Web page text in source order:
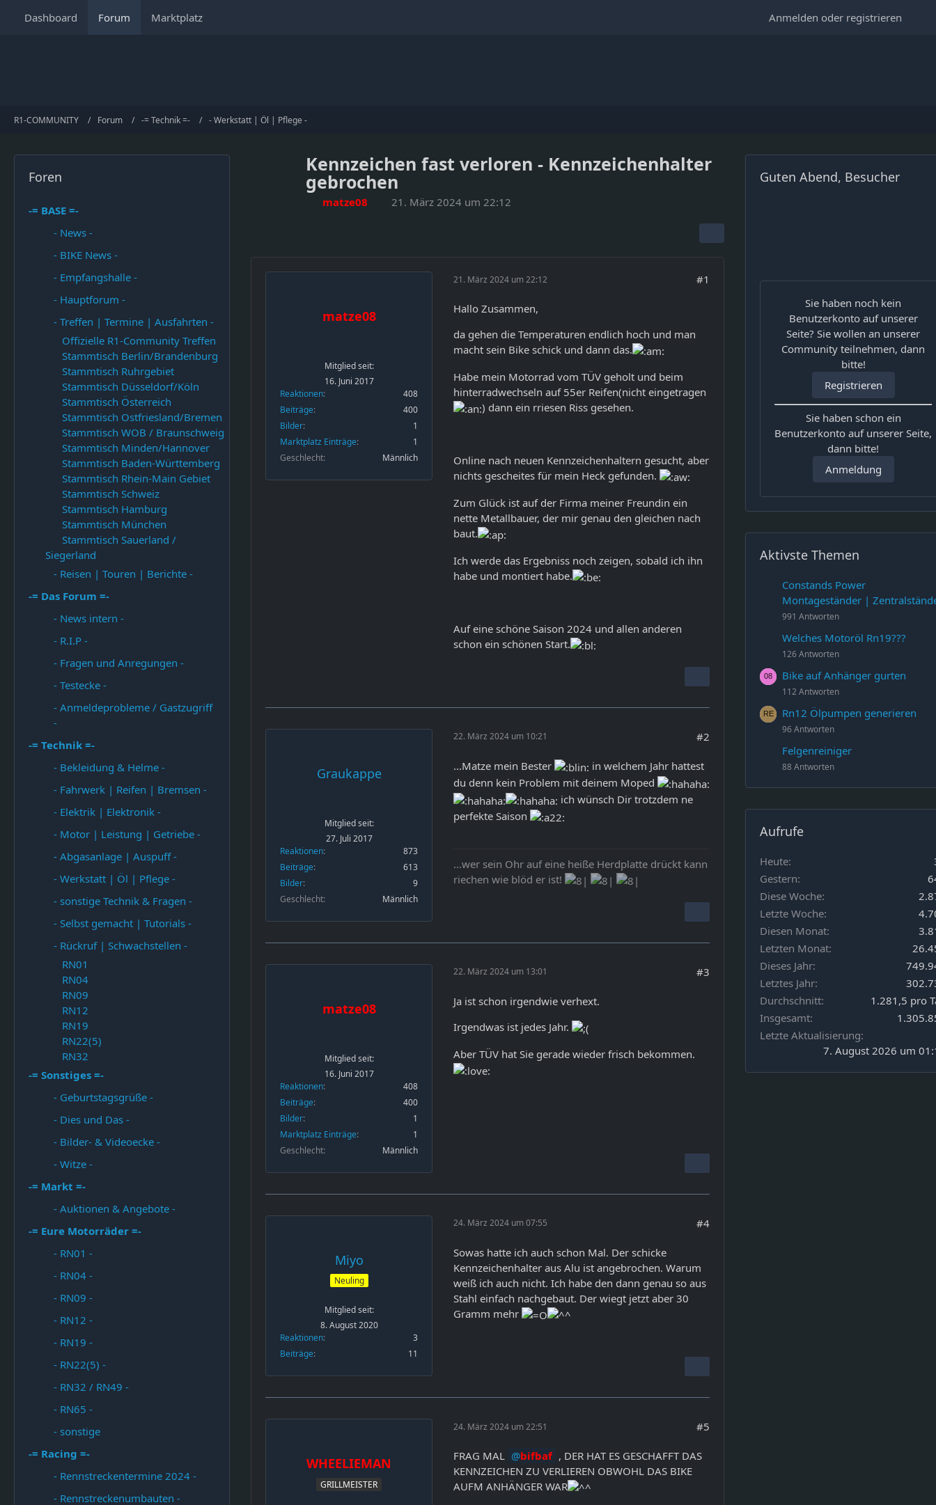
Dashboard Forum Marktplatz Anmelden oder registrieren
R1-COMMUNITY Forum -= Technik =- - Werkstatt | Öl | Pflege -
Foren
-= BASE =-
- News -
- BIKE News -
- Empfangshalle -
- Hauptforum -
- Treffen | Termine | Ausfahrten -
Offizielle R1-Community Treffen
Stammtisch Berlin/Brandenburg
Stammtisch Ruhrgebiet
Stammtisch Düsseldorf/Köln
Stammtisch Österreich
Stammtisch Ostfriesland/Bremen
Stammtisch WOB / Braunschweig
Stammtisch Minden/Hannover
Stammtisch Baden-Württemberg
Stammtisch Rhein-Main Gebiet
Stammtisch Schweiz
Stammtisch Hamburg
Stammtisch München
Stammtisch Sauerland /
Siegerland
- Reisen | Touren | Berichte -
-= Das Forum =-
- News intern -
- R.I.P -
- Fragen und Anregungen -
- Testecke -
- Anmeldeprobleme / Gastzugriff
-
-= Technik =-
- Bekleidung & Helme -
- Fahrwerk | Reifen | Bremsen -
- Elektrik | Elektronik -
- Motor | Leistung | Getriebe -
- Abgasanlage | Auspuff -
- Werkstatt | Öl | Pflege -
- sonstige Technik & Fragen -
- Selbst gemacht | Tutorials -
- Rückruf | Schwachstellen -
RN01
RN04
RN09
RN12
RN19
RN22(5)
RN32
-= Sonstiges =-
- Geburtstagsgrüße -
- Dies und Das -
- Bilder- & Videoecke -
- Witze -
-= Markt =-
- Auktionen & Angebote -
-= Eure Motorräder =-
- RN01 -
- RN04 -
- RN09 -
- RN12 -
- RN19 -
- RN22(5) -
- RN32 / RN49 -
- RN65 -
- sonstige
-= Racing =-
- Rennstreckentermine 2024 -
- Rennstreckenumbauten -
Kennzeichen fast verloren - Kennzeichenhalter
gebrochen
matze08 21. März 2024 um 22:12
matze08
Mitglied seit:
16. Juni 2017
Reaktionen
408
Beiträge
400
Bilder
1
Marktplatz Einträge
1
Geschlecht
Männlich
21. März 2024 um 22:12 #1
Hallo Zusammen,
da gehen die Temperaturen endlich hoch und man
macht sein Bike schick und dann das.
Habe mein Motorrad vom TÜV geholt und beim
hinterradwechseln auf 55er Reifen(nicht eingetragen
) dann ein rriesen Riss gesehen.
Online nach neuen Kennzeichenhaltern gesucht, aber
nichts gescheites für mein Heck gefunden.
Zum Glück ist auf der Firma meiner Freundin ein
nette Metallbauer, der mir genau den gleichen nach
baut.
Ich werde das Ergebniss noch zeigen, sobald ich ihn
habe und montiert habe.
Auf eine schöne Saison 2024 und allen anderen
schon ein schönen Start.
Graukappe
Mitglied seit:
27. Juli 2017
Reaktionen
873
Beiträge
613
Bilder
9
Geschlecht
Männlich
22. März 2024 um 10:21 #2
...Matze mein Bester
in welchem Jahr hattest
du denn kein Problem mit deinem Moped
ich wünsch Dir trotzdem ne
perfekte Saison
...wer sein Ohr auf eine heiße Herdplatte drückt kann
riechen wie blöd er ist!
matze08
Mitglied seit:
16. Juni 2017
Reaktionen
408
Beiträge
400
Bilder
1
Marktplatz Einträge
1
Geschlecht
Männlich
22. März 2024 um 13:01 #3
Ja ist schon irgendwie verhext.
Irgendwas ist jedes Jahr.
Aber TÜV hat Sie gerade wieder frisch bekommen.
Miyo
Neuling
Mitglied seit:
8. August 2020
Reaktionen
3
Beiträge
11
24. März 2024 um 07:55 #4
Sowas hatte ich auch schon Mal. Der schicke
Kennzeichenhalter aus Alu ist angebrochen. Warum
weiß ich auch nicht. Ich habe den dann genau so aus
Stahl einfach nachgebaut. Der wiegt jetzt aber 30
Gramm mehr
WHEELIEMAN
GRILLMEISTER
24. März 2024 um 22:51 #5
FRAG MAL bifbaf , DER HAT ES GESCHAFFT DAS
KENNZEICHEN ZU VERLIEREN OBWOHL DAS BIKE
AUFM ANHÄNGER WAR
Guten Abend, Besucher
Sie haben noch kein
Benutzerkonto auf unserer
Seite? Sie wollen an unserer
Community teilnehmen, dann
bitte!
Registrieren
Sie haben schon ein
Benutzerkonto auf unserer Seite,
dann bitte!
Anmeldung
Aktivste Themen
Constands Power
Montageständer |
991 Antworten
Welches Motoröl Rn19???
126 Antworten
Bike auf Anhänger gurten
112 Antworten
Rn12 Ölpumpen generieren
96 Antworten
Felgenreiniger
88 Antworten
Aufrufe
Heute
Gestern
Diese Woche
Letzte Woche
Diesen Monat
Letzten Monat
Dieses Jahr
Letztes Jahr
Durchschnitt
1.281,5 pro
Insgesamt
Letzte Aktualisierung
7. August 2026 um